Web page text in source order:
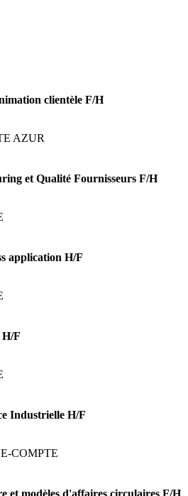
clientèle F/H
AZUR
et Qualité Fournisseurs F/H
application H/F
H/F
Industrielle H/F
COMPTE
et modèles d'affaires circulaires F/H